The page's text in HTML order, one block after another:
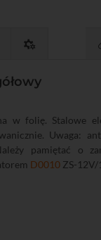
w folię. Stalowe
Uwaga:
pamiętać o
D0010 ZS-